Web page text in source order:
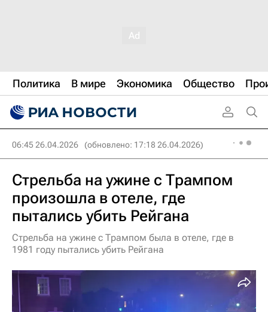
Политика В мире Экономика Общество
06:45 26.04.2026 (обновлено: 17:18 26.04.2026)
Стрельба на ужине с Трампом
произошла в отеле, где
пытались убить Рейгана
Стрельба на ужине с Трампом была в отеле, где в
1981 году пытались убить Рейгана